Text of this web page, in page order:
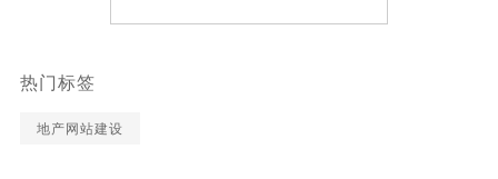
热门标签
地产网站建设